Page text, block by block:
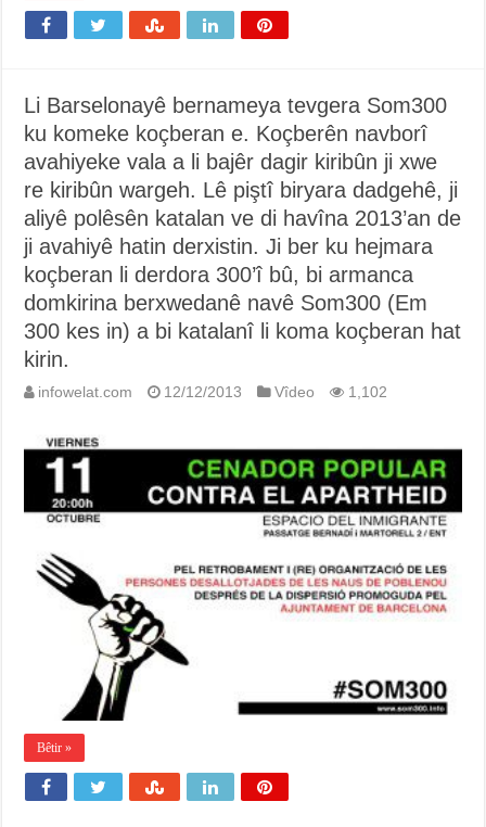
Li Barselonayê bernameya tevgera Som300
ku komeke koçberan e. Koçberên navborî
avahiyeke vala a li bajêr dagir kiribûn ji xwe
re kiribûn wargeh. Lê piştî biryara dadgehê, ji
aliyê polêsên katalan ve di havîna 2013’an de
ji avahiyê hatin derxistin. Ji ber ku hejmara
koçberan li derdora 300’î bû, bi armanca
domkirina berxwedanê navê Som300 (Em
300 kes in) a bi katalanî li koma koçberan hat
kirin.
infowelat.com 12/12/2013 Vîdeo 1,102
Bêtir »